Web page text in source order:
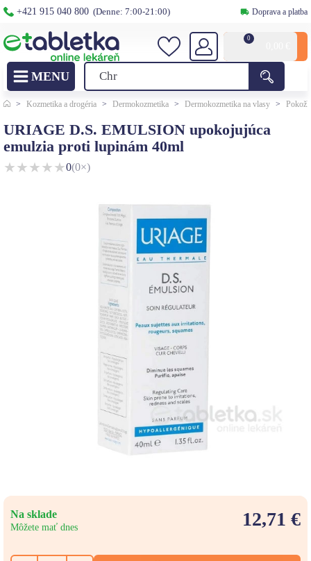
+421 915 040 800 (Denne: 7:00-21:00) Doprava a platba
0
> Kozmetika a drogéria > Dermokozmetika > Dermokozmetika na vlasy >
URIAGE D.S. EMULSION upokojujúca
emulzia proti lupinám 40ml
★★★★★0(0×)
Na sklade
Môžete mať dnes 12,71 €